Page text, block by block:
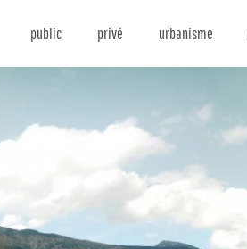
public privé urbanisme